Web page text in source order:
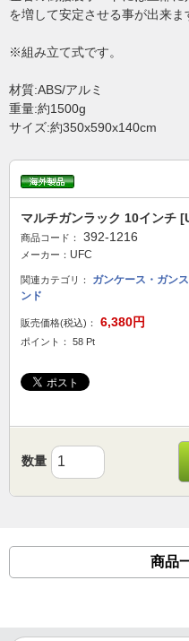
を増して安定させる事が出来ま
※組み立て式です。
材質:ABS/アルミ
重量:約1500g
サイズ:約350x590x140cm
マルチガンラック 10インチ
商品コード： 392-1216
メーカー： UFC
関連カテゴリ： ガンケース・ガン
ンド
販売価格(税込)： 6,380円
ポイント： 58 Pt
数量
商品